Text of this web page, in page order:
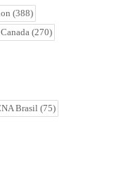
(388)
(270)
Brasil (75)